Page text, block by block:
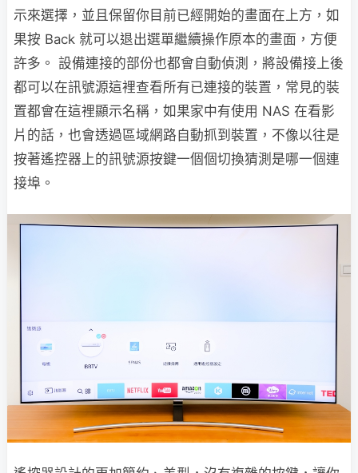
示來選擇，並且保留你目前已經開始的畫面在上方，如
果按 Back 就可以退出選單繼續操作原本的畫面，方便
許多。 設備連接的部份也都會自動偵測，將設備接上後
都可以在訊號源這裡查看所有已連接的裝置，常見的裝
置都會在這裡顯示名稱，如果家中有使用 NAS 在看影
片的話，也會透過區域網路自動抓到裝置，不像以往是
按著遙控器上的訊號源按鍵一個個切換猜測是哪一個連
接埠。